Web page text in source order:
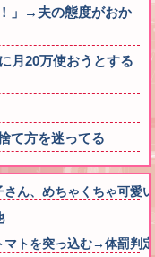
」→夫の態度がおか
月20万使おうとする
て方を迷ってる
さん、めちゃくちゃ可愛
トを突っ込む→体罰判